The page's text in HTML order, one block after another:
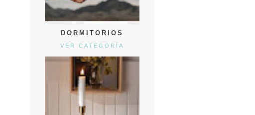
DORMITORIOS
VER CATEGORÍA